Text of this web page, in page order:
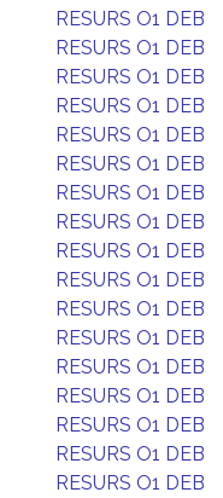
RESURS O1 DEB
RESURS O1 DEB
RESURS O1 DEB
RESURS O1 DEB
RESURS O1 DEB
RESURS O1 DEB
RESURS O1 DEB
RESURS O1 DEB
RESURS O1 DEB
RESURS O1 DEB
RESURS O1 DEB
RESURS O1 DEB
RESURS O1 DEB
RESURS O1 DEB
RESURS O1 DEB
RESURS O1 DEB
RESURS O1 DEB